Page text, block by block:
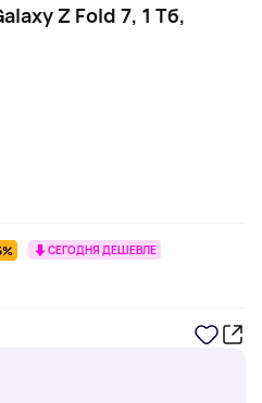
Z Fold 7, 1 Тб,
СЕГОДНЯ ДЕШЕВЛЕ